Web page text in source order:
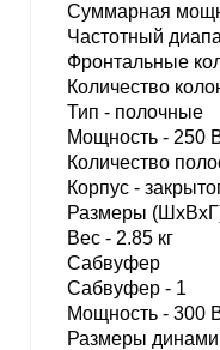
Суммарная
Частотный
Фронтальные
Количество
Тип - полочные
Мощность - 250
Количество
Корпус -
Размеры
Вес - 2.85 кг
Сабвуфер
Сабвуфер - 1
Мощность - 300
Размеры